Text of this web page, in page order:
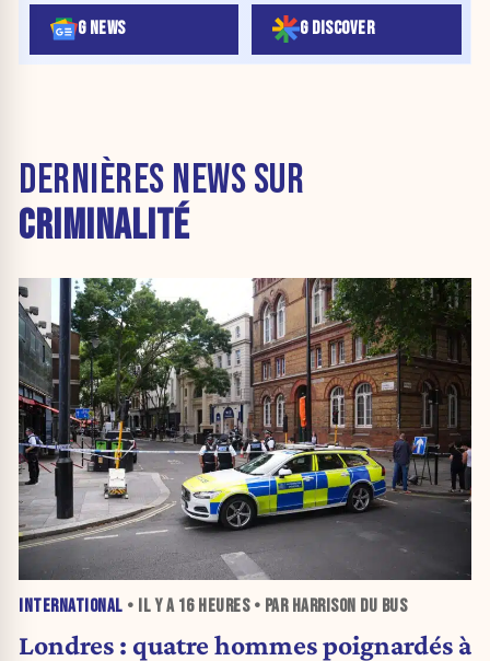
G NEWS G DISCOVER
DERNIÈRES NEWS SUR
CRIMINALITÉ
INTERNATIONAL • IL Y A 16 HEURES• PAR HARRISON DU BUS
Londres : quatre hommes poignardés à